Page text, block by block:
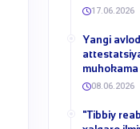
17.06.2026
Yangi
08.06.2026
​"Tibbiy